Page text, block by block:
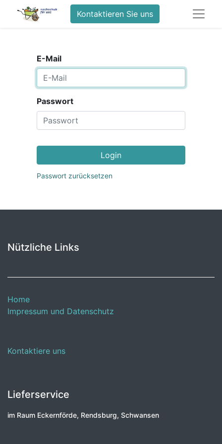
Kontaktieren Sie uns
E-Mail
Passwort
Login
Passwort zurücksetzen
Nützliche Links
Home
Impressum und Datenschutz
Kontaktiere uns
Lieferservice
im Raum Eckernförde, Rendsburg, Schwansen